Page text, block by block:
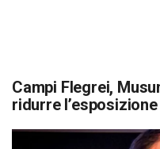
Campi Flegrei,
ridurre